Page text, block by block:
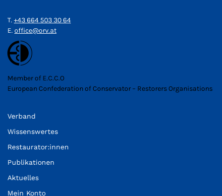
T. +43 664 503 30 64
E. office@orv.at
Member of E.C.C.O
European Confederation of Conservator – Restorers Organisations
Verband
Wissenswertes
Restaurator:innen
Publikationen
Aktuelles
Mein Konto